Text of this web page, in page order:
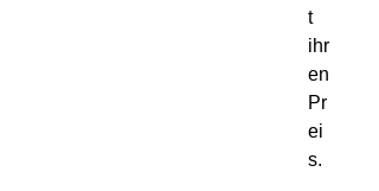
t
ihr
en
Pr
ei
s.